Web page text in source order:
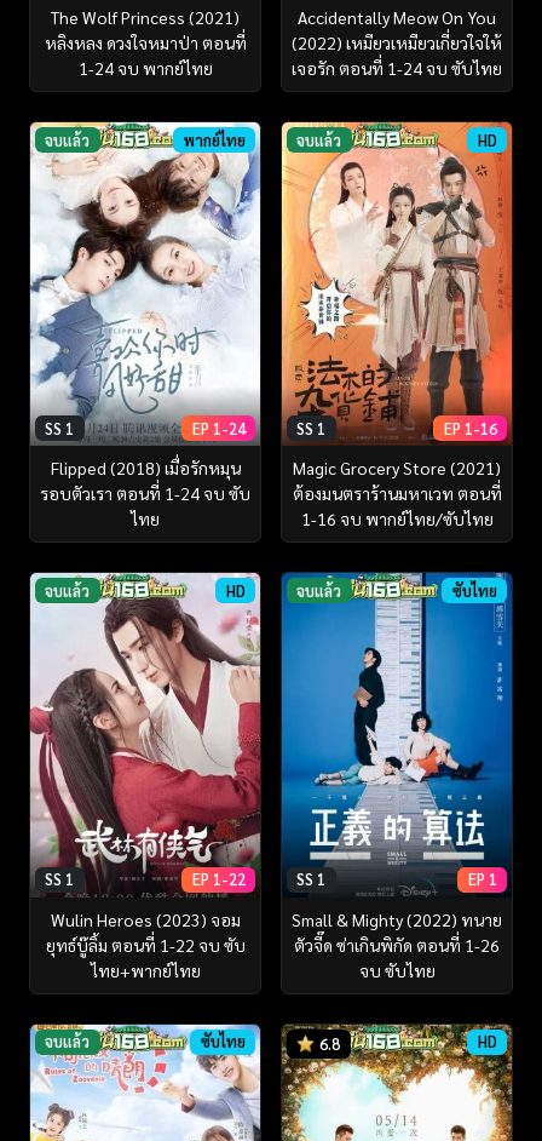
The Wolf Princess (2021)
หลิงหลง ดวงใจหมาป่า ตอนที่
1-24 จบ พากย์ไทย
Accidentally Meow On You
(2022) เหมียวเหมียวเกี่ยวใจให้
เจอรัก ตอนที่ 1-24 จบ ซับไทย
จบแล้ว พากย์ไทย
SS 1 EP 1-24
Flipped (2018) เมื่อรักหมุน
รอบตัวเรา ตอนที่ 1-24 จบ ซับ
ไทย
จบแล้ว HD
SS 1 EP 1-16
Magic Grocery Store (2021)
ต้องมนตราร้านมหาเวท ตอนที่
1-16 จบ พากย์ไทย/ซับไทย
จบแล้ว HD
SS 1 EP 1-22
Wulin Heroes (2023) จอม
ยุทธ์บู๊ลิ้ม ตอนที่ 1-22 จบ ซับ
ไทย+พากย์ไทย
จบแล้ว ซับไทย
SS 1 EP 1
Small & Mighty (2022) ทนาย
ตัวจี๊ด ซ่าเกินพิกัด ตอนที่ 1-26
จบ ซับไทย
จบแล้ว ซับไทย 6.8 HD